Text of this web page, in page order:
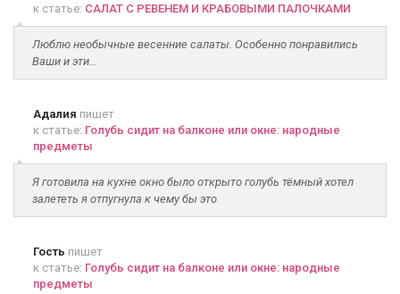
к статье: САЛАТ С РЕВЕНЕМ И КРАБОВЫМИ ПАЛОЧКАМИ
Люблю необычные весенние салаты. Особенно понравились
Ваши и эти...
Адалия пишет
к статье: Голубь сидит на балконе или окне: народные
предметы
Я готовила на кухне окно было открыто голубь тёмный хотел
залететь я отпугнула к чему бы это
Гость пишет
к статье: Голубь сидит на балконе или окне: народные
предметы